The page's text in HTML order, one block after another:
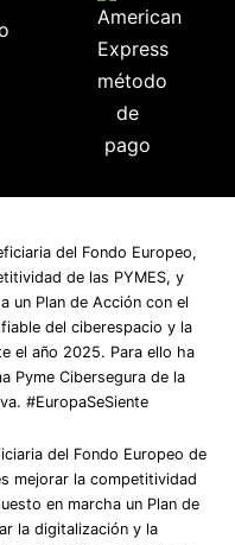
del Fondo Europeo,
de las PYMES, y
un Plan de Acción con el
del ciberespacio y la
el año 2025. Para ello ha
Pyme Cibersegura de la
#EuropaSeSiente
del Fondo Europeo de
mejorar la competitividad
en marcha un Plan de
la digitalización y la